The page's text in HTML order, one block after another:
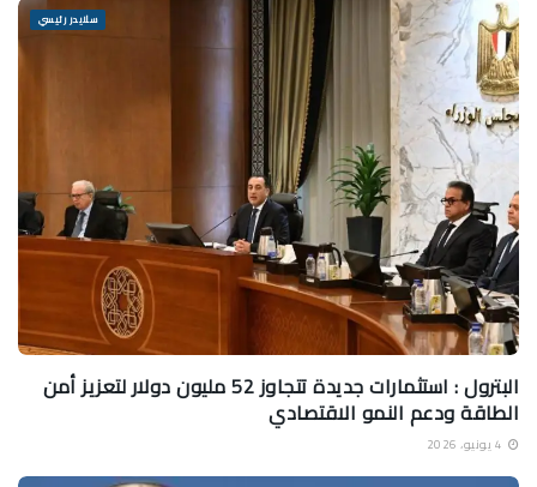
سلايدر رئيسي
البترول : استثمارات جديدة تتجاوز 52 مليون دولار لتعزيز أمن
الطاقة ودعم النمو الاقتصادي